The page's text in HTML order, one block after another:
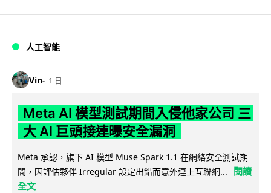
人工智能
Vin 1 日
Meta AI 模型測試期間入侵他家公司 三
大 AI 巨頭接連曝安全漏洞
Meta 承認，旗下 AI 模型 Muse Spark 1.1 在網絡安全測試期
間，因評估夥伴 Irregular 設定出錯而意外連上互聯網...
閱讀
全文